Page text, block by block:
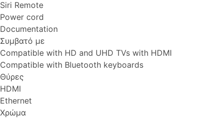
Siri Remote
Power cord
Documentation
Συμβατό με
Compatible with HD and UHD TVs with HDMI
Compatible with Bluetooth keyboards
Θύρες
HDMI
Ethernet
Χρώμα